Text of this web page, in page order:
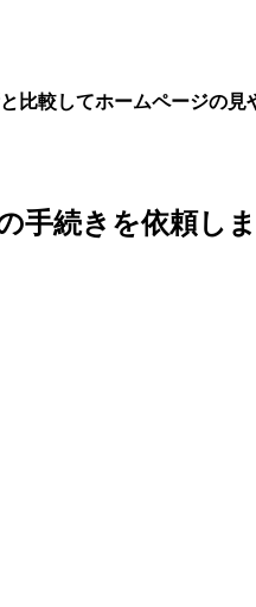
比較してホームページの見
手続きを依頼し